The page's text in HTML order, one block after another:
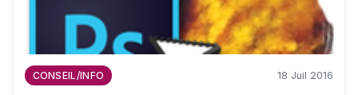
CONSEIL/INFO 18 Juil 2016